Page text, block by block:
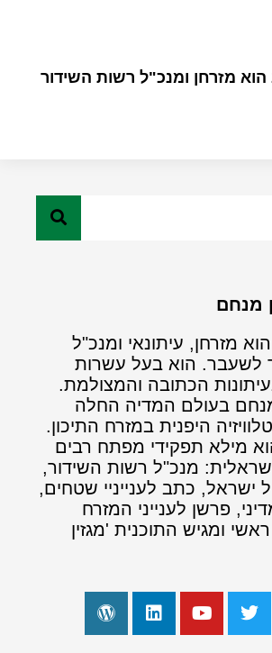
מזרחן ומנכ"ל רשות השידור
מנחם
מזרחן, עיתונאי ומנכ"ל
לשעבר. הוא בעל עשרות
הכתובה והמצולמת.
בעולם המדיה החלה
היפנית במזרח התיכון.
מילא תפקידי מפתח רבים
מנכ"ל רשות השידור,
ישראל, כתב לענייניי שטחים,
פרשן לענייני המזרח
ראשי ומגיש התוכנית 'מגזין